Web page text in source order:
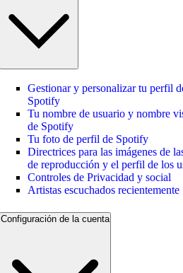
Gestionar y personalizar tu perfil
Spotify
Tu nombre de usuario y nombre
de Spotify
Tu foto de perfil de Spotify
Directrices para las imágenes de
de reproducción y el perfil de los
Controles de Privacidad y social
Artistas escuchados recientemente
Configuración de la cuenta